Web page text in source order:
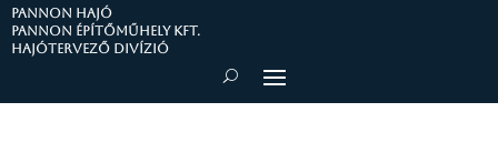
PANNON HAJÓ
Pannon Építőműhely Kft.
Hajótervező divízió